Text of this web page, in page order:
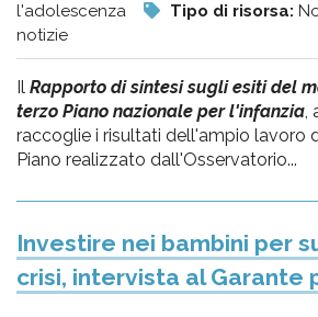
l'adolescenza
Tipo di risorsa:
notizie
Il Rapporto di sintesi sugli esiti del
terzo Piano nazionale per l'infanzia,
raccoglie i risultati dell'ampio lavoro
Piano realizzato dall'Osservatorio...
Investire nei bambini per
crisi, intervista al Garante